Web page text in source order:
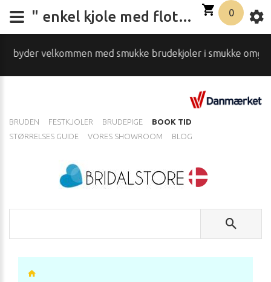
velkommen med smukke brudekjoler i smukke
BRUDEN FESTKJOLER BRUDEPIGE
BOOK TID
STØRRELSES GUIDE
VORES SHOWROOM BLOG
0
" enkel kjole med flot åben ryg "